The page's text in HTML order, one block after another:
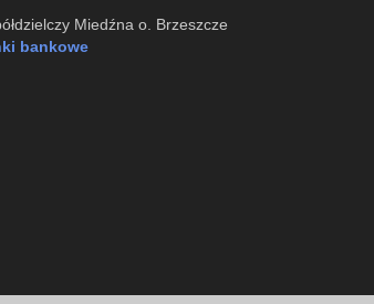
Miedźna o. Brzeszcze
bankowe